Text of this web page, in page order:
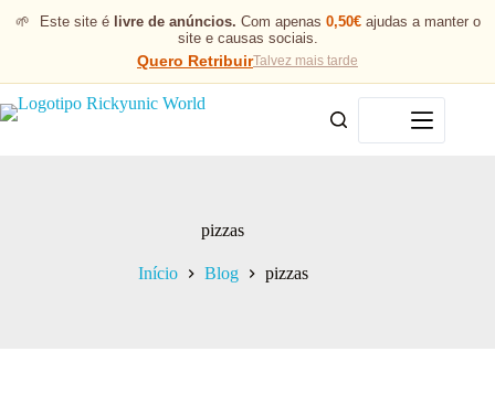
🌱 Este site é livre de anúncios. Com apenas 0,50€ajudas a manter o
site e causas sociais.
Quero RetribuirTalvez mais tarde
Menu
pizzas
Início Blog pizzas